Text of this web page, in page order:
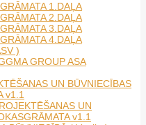
1.DAĻA
2.DAĻA
3.DAĻA
4.DAĻA
)
GROUP ASA
UN BŪVNIECĪBAS
v1.1
UN
v1.1